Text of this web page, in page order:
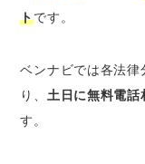
トです。
ベンナビでは各法律
り、 土日に無料電話
す。